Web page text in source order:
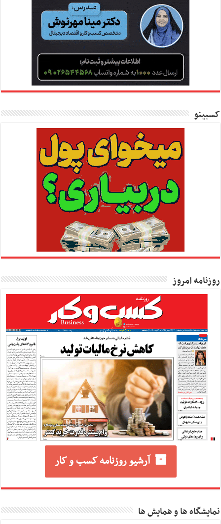
کسبینو
روزنامه امروز
آرشیو روزنامه کسب و کار
نمایشگاه ها و همایش ها